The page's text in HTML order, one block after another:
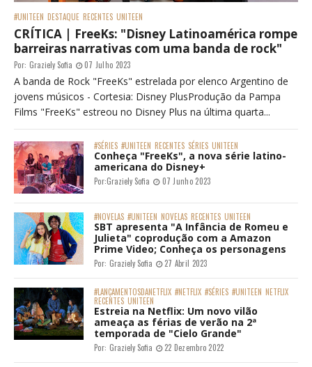
#UNITEEN DESTAQUE RECENTES UNITEEN
CRÍTICA | FreeKs: "Disney Latinoamérica rompe
barreiras narrativas com uma banda de rock"
Por: Graziely Sofia 07 Julho 2023
A banda de Rock "FreeKs" estrelada por elenco Argentino de
jovens músicos - Cortesia: Disney PlusProdução da Pampa
Films "FreeKs" estreou no Disney Plus na última quarta...
#SÉRIES #UNITEEN RECENTES SÉRIES UNITEEN
Conheça "FreeKs", a nova série latino-
americana do Disney+
Por:Graziely Sofia 07 Junho 2023
#NOVELAS #UNITEEN NOVELAS RECENTES UNITEEN
SBT apresenta "A Infância de Romeu e
Julieta" coprodução com a Amazon
Prime Video; Conheça os personagens
Por: Graziely Sofia 27 Abril 2023
#LANÇAMENTOSDANETFLIX #NETFLIX #SÉRIES #UNITEEN NETFLIX
RECENTES UNITEEN
Estreia na Netflix: Um novo vilão
ameaça as férias de verão na 2ª
temporada de "Cielo Grande"
Por: Graziely Sofia 22 Dezembro 2022